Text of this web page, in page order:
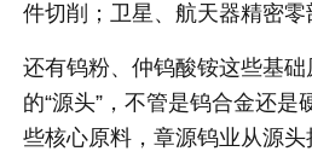
件切削；卫星、航天器精密零
还有钨粉、仲钨酸铵这些基
的“源头”，不管是钨合金还
些核心原料，章源钨业从源